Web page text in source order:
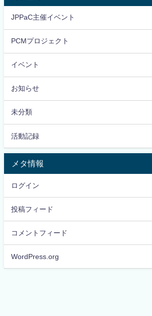
JPPaC主催イベント
PCMプロジェクト
イベント
お知らせ
未分類
活動記録
メタ情報
ログイン
投稿フィード
コメントフィード
WordPress.org